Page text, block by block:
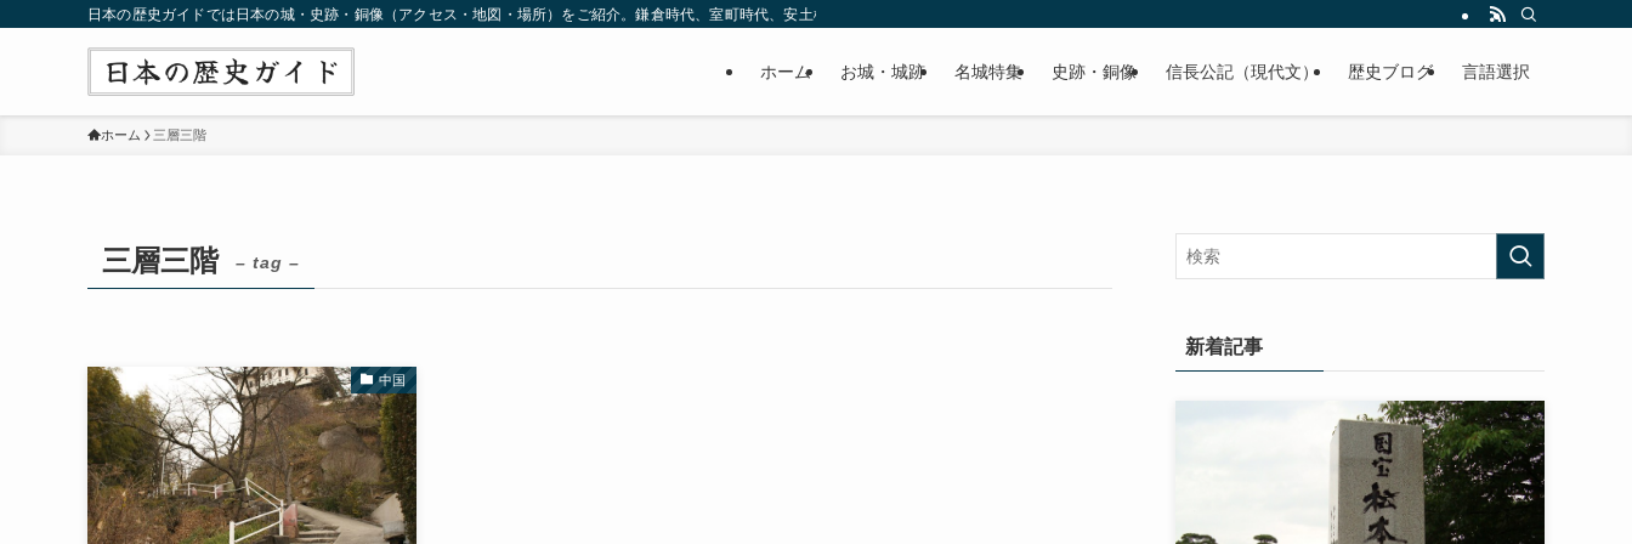
日本の歴史ガイドでは日本の城・史跡・銅像（アクセス・地図・場所）をご紹介。鎌倉時代、室町時代、安土桃山時代（戦国時代）、江戸時代と幅広くご紹介致します。
ホーム お城・城跡 名城特集 史跡・銅像 信長公記（現代文） 歴史ブログ 言語選択
ホーム 三層三階
三層三階 – tag –
中国
新着記事